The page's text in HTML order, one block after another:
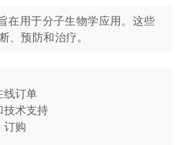
在用于分子生物学应用。这些
、预防和治疗。
线订单
术支持
订购